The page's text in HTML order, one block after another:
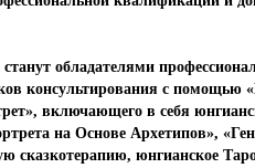
обладателями
консультирования с помощью
включающего в себя
на Основе Архетипов»,
сказкотерапию, юнгианское